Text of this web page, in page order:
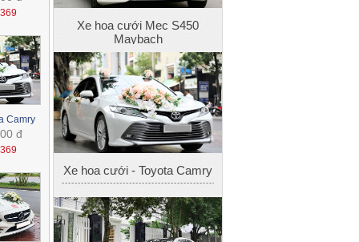
Camry
đ
Xe hoa cưới - Toyota Camry
Xe hoa cưới - Mec S400